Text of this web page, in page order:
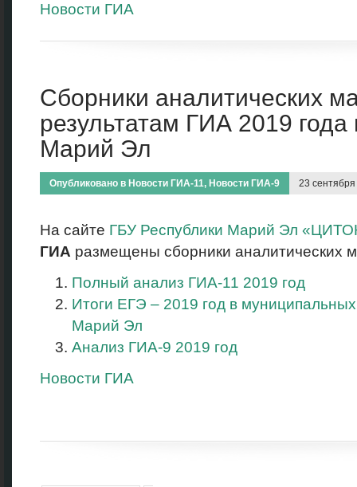
Новости ГИА
Сборники аналитических
результатам ГИА 2019 года
Марий Эл
Опубликовано в Новости ГИА-11, Новости ГИА-9 23
На сайте ГБУ Республики Марий Эл
ГИА размещены сборники аналитических
Полный анализ ГИА-11 2019 год
Итоги ЕГЭ – 2019 год в
Марий Эл
Анализ ГИА-9 2019 год
Новости ГИА